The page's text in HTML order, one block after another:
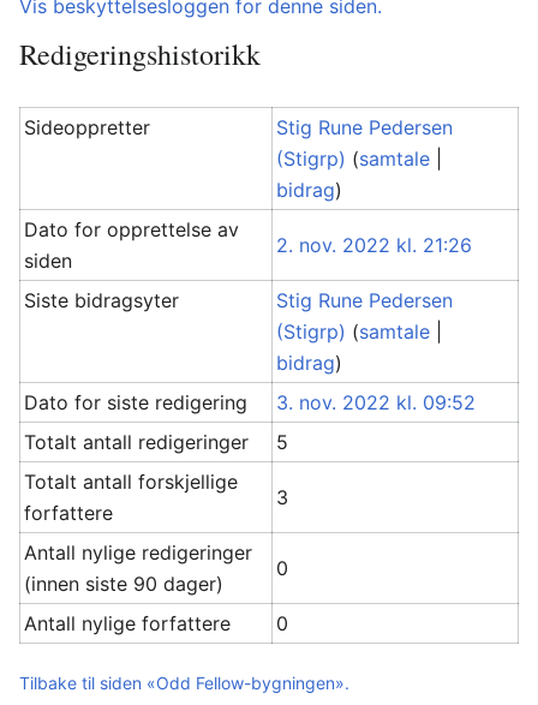
Vis beskyttelsesloggen for denne siden.
Redigeringshistorikk
Sideoppretter
Stig Rune Pedersen
(Stigrp) (samtale
bidrag)
Dato for opprettelse av
siden
2. nov. 2022 kl. 21:26
Siste bidragsyter
Stig Rune Pedersen
(Stigrp) (samtale
bidrag)
Dato for siste redigering
3. nov. 2022 kl. 09:52
Totalt antall redigeringer
5
Totalt antall forskjellige
forfattere
3
Antall nylige redigeringer
(innen siste 90 dager)
0
Antall nylige forfattere 0
Tilbake til siden «Odd Fellow-bygningen».